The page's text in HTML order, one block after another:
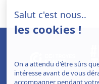
Salut c'est nous..
les cookies !
On a attendu d'être sûrs
intéresse avant de vous
accompagner pendant